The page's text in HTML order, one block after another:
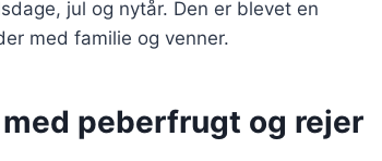
jul og nytår. Den er blevet en
med familie og venner.
peberfrugt og rejer